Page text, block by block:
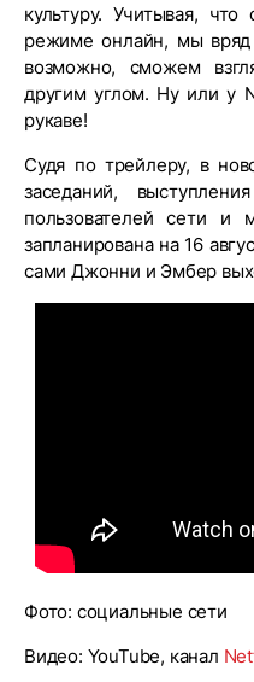
культуру. Учитывая,
режиме онлайн, мы
возможно, сможем
другим углом. Ну или у
рукаве!
Судя по трейлеру, в
заседаний,
пользователей сети и
запланирована на 16
сами Джонни и Эмбер
Фото: социальные сети
Видео: YouTube, канал